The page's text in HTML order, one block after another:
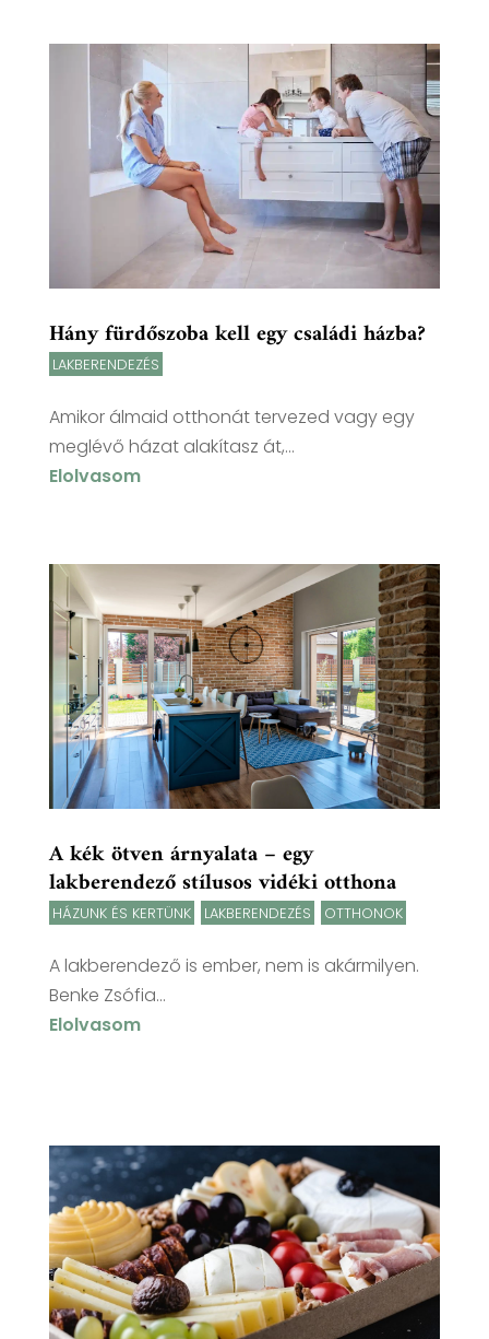
Hány fürdőszoba kell egy családi házba?
LAKBERENDEZÉS
Amikor álmaid otthonát tervezed vagy egy
meglévő házat alakítasz át,...
Elolvasom
A kék ötven árnyalata – egy
lakberendező stílusos vidéki otthona
HÁZUNK ÉS KERTÜNK LAKBERENDEZÉS OTTHONOK
A lakberendező is ember, nem is akármilyen.
Benke Zsófia...
Elolvasom